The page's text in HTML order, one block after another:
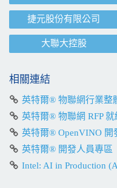
捷元股份有限公司
大聯大控股
相關連結
英特爾® 物聯網行業整
英特爾® 物聯網 RFP 就
英特爾® OpenVINO 開
英特爾® 開發人員專區
Intel: AI in Production